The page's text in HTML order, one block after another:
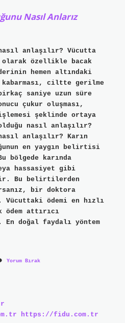
Nasıl Anlarız
anlaşılır? Vücutta
özellikle bacak
hemen altındaki
kabarması, ciltte gerilme
saniye uzun süre
çukur oluşması,
şeklinde ortaya
nasıl anlaşılır?
anlaşılır? Karın
en yaygın belirtisi
bölgede karında
hassasiyet gibi
Bu belirtilerden
bir doktora
Vücuttaki ödemi en hızlı
ödem attırıcı
doğal faydalı yöntem
Yorum Bırak
https://fidu.com.tr